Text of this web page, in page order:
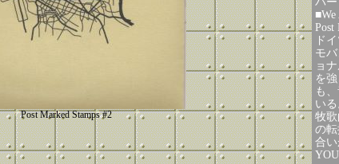
Post Marked Stamps #2
■We
Post
ド
モ
ョ
を
も
いる
牧
の
合い